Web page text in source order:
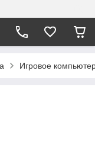
Игровое